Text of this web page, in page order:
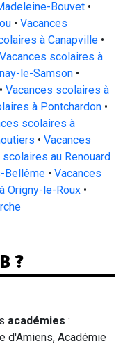
Bouvet •
• Vacances
à Canapville •
Vacances scolaires à
le-Samson •
• Vacances scolaires à
à Pontchardon •
scolaires à
• Vacances
au Renouard
Bellême • Vacances
Origny-le-Roux •
?
académies :
d'Amiens, Académie